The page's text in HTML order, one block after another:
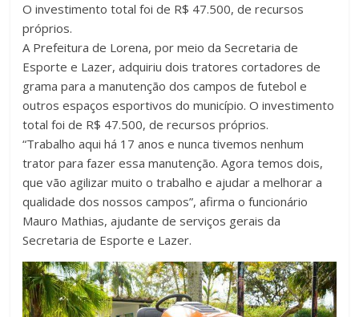
O investimento total foi de R$ 47.500, de recursos
próprios.
A Prefeitura de Lorena, por meio da Secretaria de
Esporte e Lazer, adquiriu dois tratores cortadores de
grama para a manutenção dos campos de futebol e
outros espaços esportivos do município. O investimento
total foi de R$ 47.500, de recursos próprios.
“Trabalho aqui há 17 anos e nunca tivemos nenhum
trator para fazer essa manutenção. Agora temos dois,
que vão agilizar muito o trabalho e ajudar a melhorar a
qualidade dos nossos campos”, afirma o funcionário
Mauro Mathias, ajudante de serviços gerais da
Secretaria de Esporte e Lazer.